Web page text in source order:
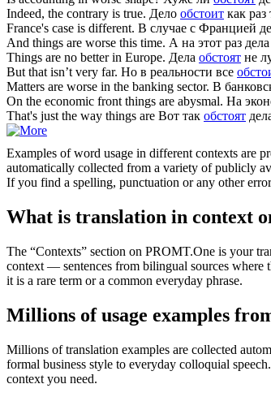
Indeed, the contrary is true. Дело обстоит как раз
France's case is different. В случае с Францией
And things are worse this time. А на этот раз дела
Things are no better in Europe. Дела обстоят не
But that isn’t very far. Но в реальности все
Matters are worse in the banking sector. В
On the economic front things are abysmal. На
That's just the way things are Вот так обстоят
Examples of word usage in different contexts are
automatically collected from a variety of publicly
If you find a spelling, punctuation or any other
What is translation in context
The “Contexts” section on PROMT.One is your
context — sentences from bilingual sources where
it is a rare term or a common everyday phrase.
Millions of usage examples
Millions of translation examples are collected
formal business style to everyday colloquial
context you need.